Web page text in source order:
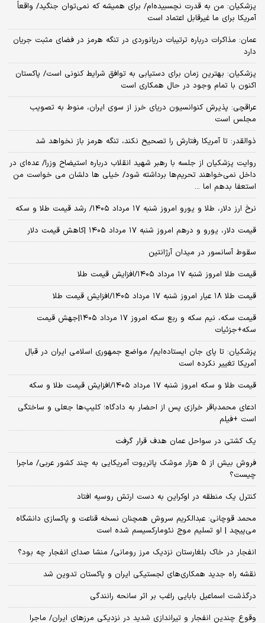
پزشکیان: من به قدرت نچسبیده‌ام/ برای همیشه که نمی‌توان جنگید/ واقعاً
آمریکا برای ما غیرقابل اعتماد است
عمان: مذاکرات درباره ترتیبات دریانوردی در تنگه هرمز در فضای مثبت جریان
دارد
پزشکیان‌: بهترین زمان برای دستیابی به توافق شرایط کنونی است/ پاکستان
اکنون با تمام وجود در حال همکاری است
عراقچی: پذیرش کنوانسیون دریای خرز از سوی ایران، منوط به تصویب
مجلس است
ذوالقدر: تا آمریکا رفتارش را تصحیح نکند، تنگه هرمز باز نخواهد شد
روایت پزشکیان از جلسه با رهبر شهید انقلاب درباره استیضاح وزرا/ عده‌ای در
داخل نمی‌خواهند تحریم‌ها برداشته شود/ خیلی ها دلشان می خواست من
استعفا بدهم اما ...
نرخ ارز دلار، طلا و یورو امروز شنبه ۱۷ مرداد ۱۴۰۵/ رشد قیمت طلا و سکه
قیمت دلار، یورو و درهم امروز شنبه ۱۷ مرداد ۱۴۰۵ |کاهش قیمت دلار
سقوط آسانسور در میدان آرژانتین
قیمت طلا امروز شنبه ۱۷ مرداد ۱۴۰۵/افزایش قیمت طلا
قیمت طلا ۱۸ عیار امروز شنبه ۱۷ مرداد ۱۴۰۵/افزایش قیمت طلا
قیمت سکه، نیم سکه و ربع سکه امروز ۱۷ مرداد ۱۴۰۵|جهش قیمت
سکه+جزئیات
پزشکیان: تا پای جان ایستاده‌ایم/ مواضع جمهوری اسلامی ایران در قبال
آمریکا تغییر نکرده است
قیمت طلا و سکه امروز شنبه ۱۷ مرداد ۱۴۰۵/افزایش قیمت طلا و سکه
ادعای محمدباقر خرازی پس از احضار به دادگاه؛ کلیپ‌ها جعلی و ساختگی
است +فیلم
یک کشتی در سواحل عمان هدف قرار گرفت
فروش بیش از ۵ هزار موشک پاتریوت آمریکایی به چند کشور عربی/ ماجرا
چیست؟
کنترل یک منطقه در اوکراین به دست ارتش روسیه افتاد
محمد قوچانی: عبدالکریم سروش همچنان نسخه قناعت و پاکسازی دانشگاه
می‌پیچد | او تسلیم موج نئومارکسیسم شده است
انفجار در خاک بلغارستان نزدیک مرز رومانی/ منشا صدای انفجار چه بود؟
نقشه راه جدید همکاری‌های لجستیکی ایران و پاکستان تدوین شد
درگذشت اسماعیل بابایی راغب بر اثر سانحه رانندگی
وقوع چندین انفجار و تیراندازی شدید در نزدیکی مرز‌های ایران/ ماجرا